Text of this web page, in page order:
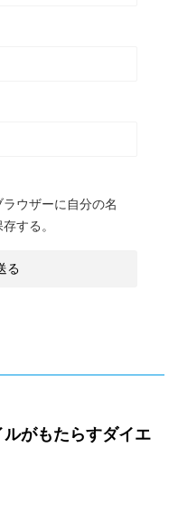
ウザーに自分の名
する。
がもたらすダイエ